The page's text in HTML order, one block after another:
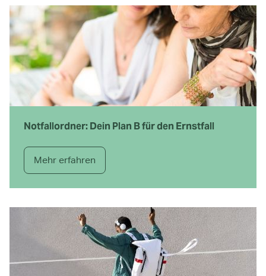
Notfallordner: Dein Plan B für den Ernstfall
Mehr erfahren